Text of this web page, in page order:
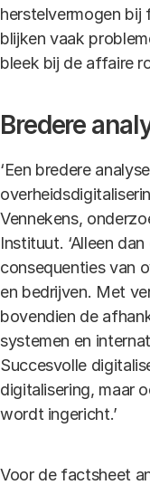
herstelvermogen bij
blijken vaak
bleek bij de affaire
Bredere
‘Een bredere
Vennekens,
Instituut. ‘Alleen
consequenties van
en bedrijven. Met
bovendien de
systemen en
Succesvolle
digitalisering, maar
wordt ingericht.’
Voor de factsheet